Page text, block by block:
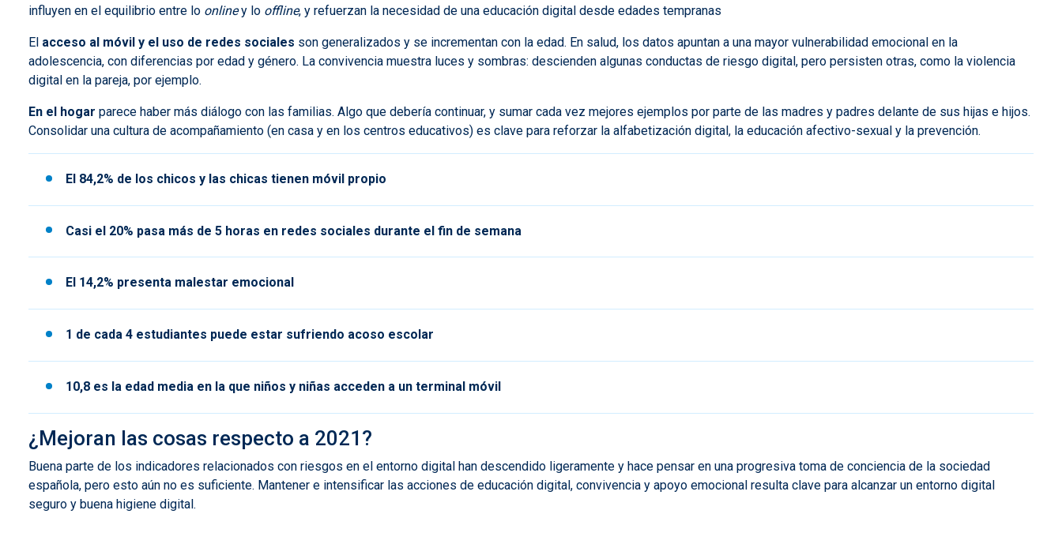
influyen en el equilibrio entre lo onliney lo offline, y refuerzan la necesidad de una educación digital desde edades tempranas
El acceso al móvil y el uso de redes sociales son generalizados y se incrementan con la edad. En salud, los datos apuntan a una mayor vulnerabilidad emocional en la
adolescencia, con diferencias por edad y género. La convivencia muestra luces y sombras: descienden algunas conductas de riesgo digital, pero persisten otras, como la violencia
digital en la pareja, por ejemplo.
En el hogar parece haber más diálogo con las familias. Algo que debería continuar, y sumar cada vez mejores ejemplos por parte de las madres y padres delante de sus hijas e hijos.
Consolidar una cultura de acompañamiento (en casa y en los centros educativos) es clave para reforzar la alfabetización digital, la educación afectivo-sexual y la prevención.
El 84,2% de los chicos y las chicas tienen móvil propio
Casi el 20% pasa más de 5 horas en redes sociales durante el fin de semana
El 14,2% presenta malestar emocional
1 de cada 4 estudiantes puede estar sufriendo acoso escolar
10,8 es la edad media en la que niños y niñas acceden a un terminal móvil
¿Mejoran las cosas respecto a 2021?
Buena parte de los indicadores relacionados con riesgos en el entorno digital han descendido ligeramente y hace pensar en una progresiva toma de conciencia de la sociedad
española, pero esto aún no es suficiente. Mantener e intensificar las acciones de educación digital, convivencia y apoyo emocional resulta clave para alcanzar un entorno digital
seguro y buena higiene digital.